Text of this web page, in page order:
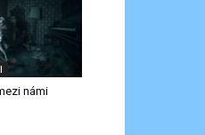
námi